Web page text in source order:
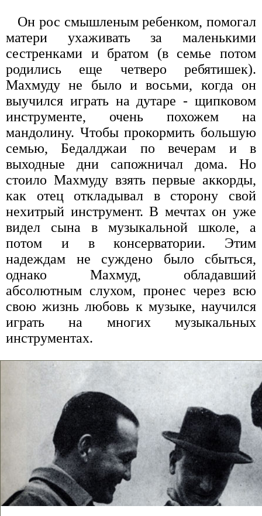
Он рос смышленым ребенком, помогал
матери ухаживать за маленькими
сестренками и братом (в семье потом
родились еще четверо ребятишек).
Махмуду не было и восьми, когда он
выучился играть на дутаре - щипковом
инструменте, очень похожем на
мандолину. Чтобы прокормить большую
семью, Бедалджаи по вечерам и в
выходные дни сапожничал дома. Но
стоило Махмуду взять первые аккорды,
как отец откладывал в сторону свой
нехитрый инструмент. В мечтах он уже
видел сына в музыкальной школе, а
потом и в консерватории. Этим
надеждам не суждено было сбыться,
однако Махмуд, обладавший
абсолютным слухом, пронес через всю
свою жизнь любовь к музыке, научился
играть на многих музыкальных
инструментах.